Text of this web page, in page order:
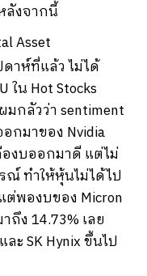
ลังจากนี้
Asset
าห์ที่แล้ว ไม่ได้
ใน Hot Stocks
กลัวว่า sentiment
กมาของ Nvidia
องบออกมาดี แต่ไม่
ทำให้หุ้นไม่ได้ไป
ต่พองบของ Micron
ถึง 14.73% เลย
ะ SK Hynix ขึ้นไป